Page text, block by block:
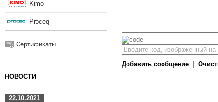
Добавить сообщение
Kimo
Proceq
Сертификаты
НОВОСТИ
22.10.2021